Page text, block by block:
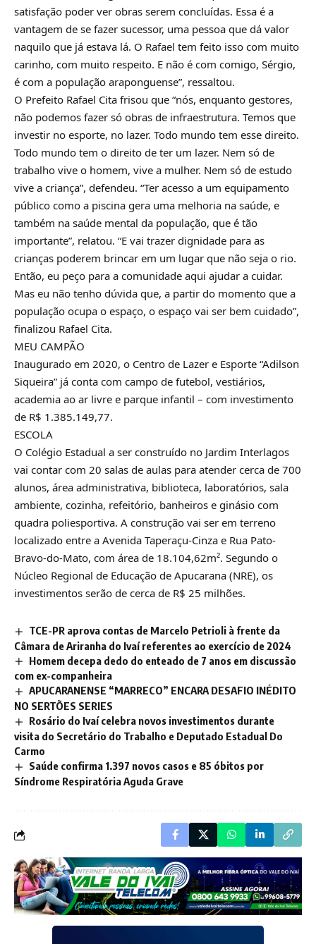
satisfação poder ver obras serem concluídas. Essa é a
vantagem de se fazer sucessor, uma pessoa que dá valor
naquilo que já estava lá. O Rafael tem feito isso com muito
carinho, com muito respeito. E não é com comigo, Sérgio,
é com a população araponguense”, ressaltou.
O Prefeito Rafael Cita frisou que “nós, enquanto gestores,
não podemos fazer só obras de infraestrutura. Temos que
investir no esporte, no lazer. Todo mundo tem esse direito.
Todo mundo tem o direito de ter um lazer. Nem só de
trabalho vive o homem, vive a mulher. Nem só de estudo
vive a criança”, defendeu. “Ter acesso a um equipamento
público como a piscina gera uma melhoria na saúde, e
também na saúde mental da população, que é tão
importante”, relatou. “E vai trazer dignidade para as
crianças poderem brincar em um lugar que não seja o rio.
Então, eu peço para a comunidade aqui ajudar a cuidar.
Mas eu não tenho dúvida que, a partir do momento que a
população ocupa o espaço, o espaço vai ser bem cuidado”,
finalizou Rafael Cita.
MEU CAMPÃO
Inaugurado em 2020, o Centro de Lazer e Esporte “Adilson
Siqueira” já conta com campo de futebol, vestiários,
academia ao ar livre e parque infantil – com investimento
de R$ 1.385.149,77.
ESCOLA
O Colégio Estadual a ser construído no Jardim Interlagos
vai contar com 20 salas de aulas para atender cerca de 700
alunos, área administrativa, biblioteca, laboratórios, sala
ambiente, cozinha, refeitório, banheiros e ginásio com
quadra poliesportiva. A construção vai ser em terreno
localizado entre a Avenida Taperaçu-Cinza e Rua Pato-
Bravo-do-Mato, com área de 18.104,62m². Segundo o
Núcleo Regional de Educação de Apucarana (NRE), os
investimentos serão de cerca de R$ 25 milhões.
TCE-PR aprova contas de Marcelo Petrioli à frente da
Câmara de Ariranha do Ivaí referentes ao exercício de 2024
Homem decepa dedo do enteado de 7 anos em discussão
com ex-companheira
APUCARANENSE “MARRECO” ENCARA DESAFIO INÉDITO
NO SERTÕES SERIES
Rosário do Ivaí celebra novos investimentos durante
visita do Secretário do Trabalho e Deputado Estadual Do
Carmo
Saúde confirma 1.397 novos casos e 85 óbitos por
Síndrome Respiratória Aguda Grave